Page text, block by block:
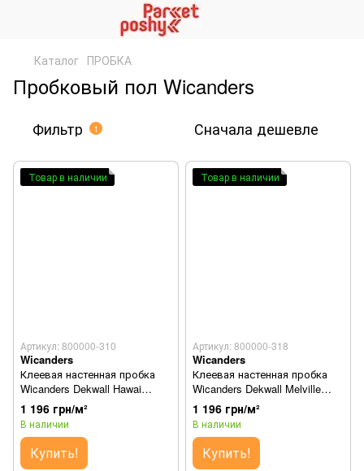
Каталог ПРОБКА
Пробковый пол Wicanders
Фильтр 1 Сначала дешевле
Товар в наличии
Артикул: 800000-310
Wicanders
Клеевая настенная пробка
Wicanders Dekwall Hawai
Natural RY11001
1 196 грн/м²
В наличии
Купить!
Товар в наличии
Артикул: 800000-318
Wicanders
Клеевая настенная пробка
Wicanders Dekwall Melville
RY40001
1 196 грн/м²
В наличии
Купить!